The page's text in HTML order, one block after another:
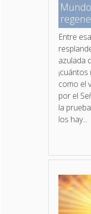
Entre
azulada
como el
por el
la
los hay...